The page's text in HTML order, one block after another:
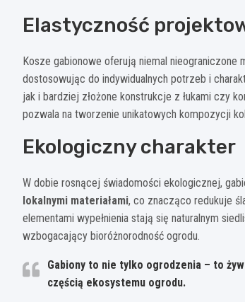
Elastyczność
Kosze gabionowe oferują niemal nieograniczone
dostosowując do indywidualnych potrzeb i
jak i bardziej złożone konstrukcje z łukami czy
pozwala na tworzenie unikatowych kompozycji
Ekologiczny charakter
W dobie rosnącej świadomości ekologicznej,
lokalnymi materiałami, co znacząco redukuje
elementami wypełnienia stają się naturalnym
wzbogacający bioróżnorodność ogrodu.
Gabiony to nie tylko ogrodzenia – to
częścią ekosystemu ogrodu.